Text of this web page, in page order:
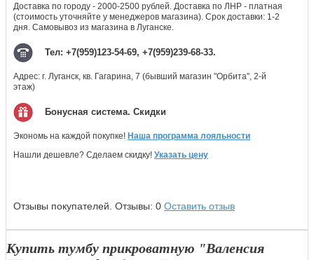
Доставка по городу - 2000-2500 рублей. Доставка по ЛНР - платная
(стоимость уточняйте у менеджеров магазина). Срок доставки: 1-2
дня. Самовывоз из магазина в Луганске.
Тел: +7(959)123-54-69, +7(959)239-68-33.
Адрес: г. Луганск, кв. Гагарина, 7 (бывший магазин "Орбита", 2-й
этаж)
Бонусная система. Скидки
Экономь на каждой покупке! Наша программа лояльности
Нашли дешевле? Сделаем скидку! Указать цену
Отзывы покупателей. Отзывы: 0 Оставить отзыв
Купить тумбу прикроватную "Валенсия